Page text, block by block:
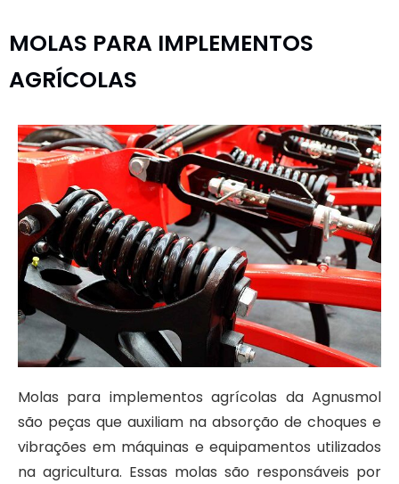
MOLAS PARA IMPLEMENTOS
AGRÍCOLAS
Molas para implementos agrícolas da Agnusmol
são peças que auxiliam na absorção de choques e
vibrações em máquinas e equipamentos utilizados
na agricultura. Essas molas são responsáveis por